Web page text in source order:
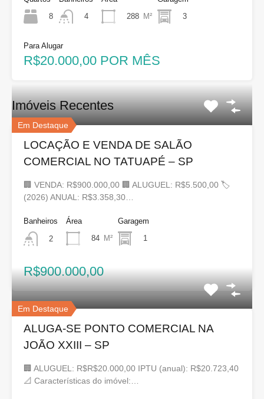
8
4
288 M²
3
Para Alugar
R$20.000,00 POR MÊS
Imóveis Recentes
Em Destaque
LOCAÇÃO E VENDA DE SALÃO
COMERCIAL NO TATUAPÉ – SP
🏢 VENDA: R$900.000,00 🏢 ALUGUEL: R$5.500,00 🏷
(2026) ANUAL: R$3.358,30…
Banheiros
2
Área
84 M²
Garagem
1
R$900.000,00
Em Destaque
ALUGA-SE PONTO COMERCIAL NA
JOÃO XXIII – SP
🏢 ALUGUEL: R$R$20.000,00 IPTU (anual): R$20.723,40
📐 Características do imóvel:…